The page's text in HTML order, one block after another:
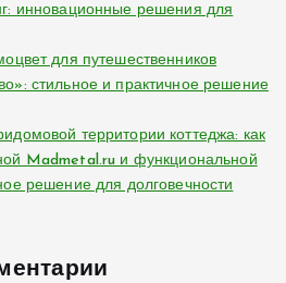
инновационные решения для
для путешественников
стильное и практичное решение
территории коттеджа: как
Madmetal.ru и функциональной
решение для долговечности